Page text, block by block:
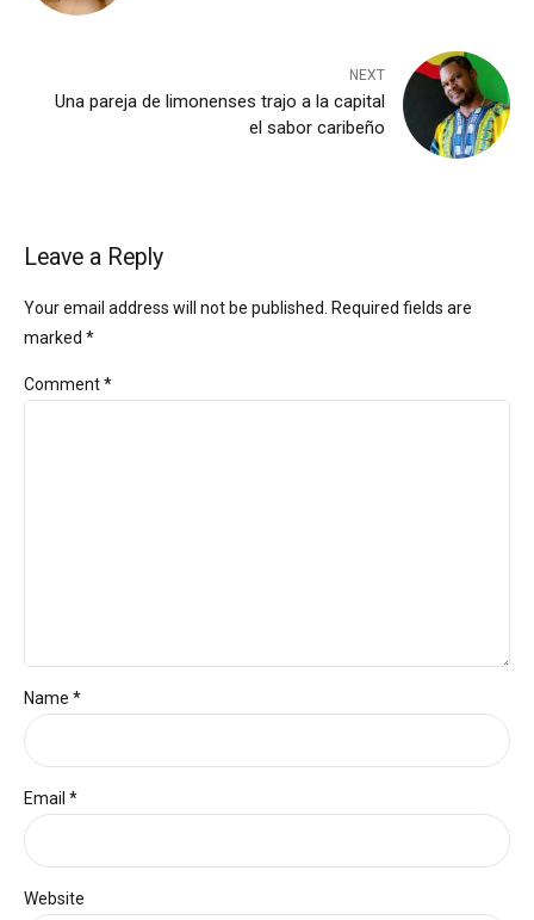
NEXT
Una pareja de limonenses trajo a la capital
el sabor caribeño
Leave a Reply
Your email address will not be published. Required fields are
marked *
Comment*
Name *
Email *
Website